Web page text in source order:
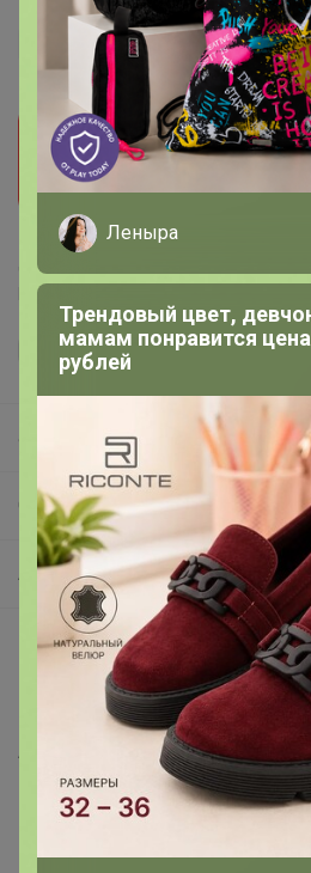
2 166р
Прием заказов на этот лот
приостановлен
мне нравится и мы
только он станет доступен!
Делая заказ, Вы подтверждаете что
регламентом выкупаи
Архив
Описание
Шерсть 30% ПАН 70%
РВ0273-ШЕ5
Леныра
Трендовый цвет,
мамам понравится
рублей